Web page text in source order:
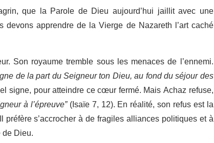
que la Parole de Dieu aujourd’hui jaillit avec une
apprendre de la Vierge de Nazareth l’art caché
Son royaume tremble sous les menaces de l’ennemi.
de la part du Seigneur ton Dieu, au fond du séjour des
signe, pour atteindre ce cœur fermé. Mais Achaz refuse,
à l’épreuve”(Isaïe 7, 12). En réalité, son refus est la
s’accrocher à de fragiles alliances politiques et à
Dieu.